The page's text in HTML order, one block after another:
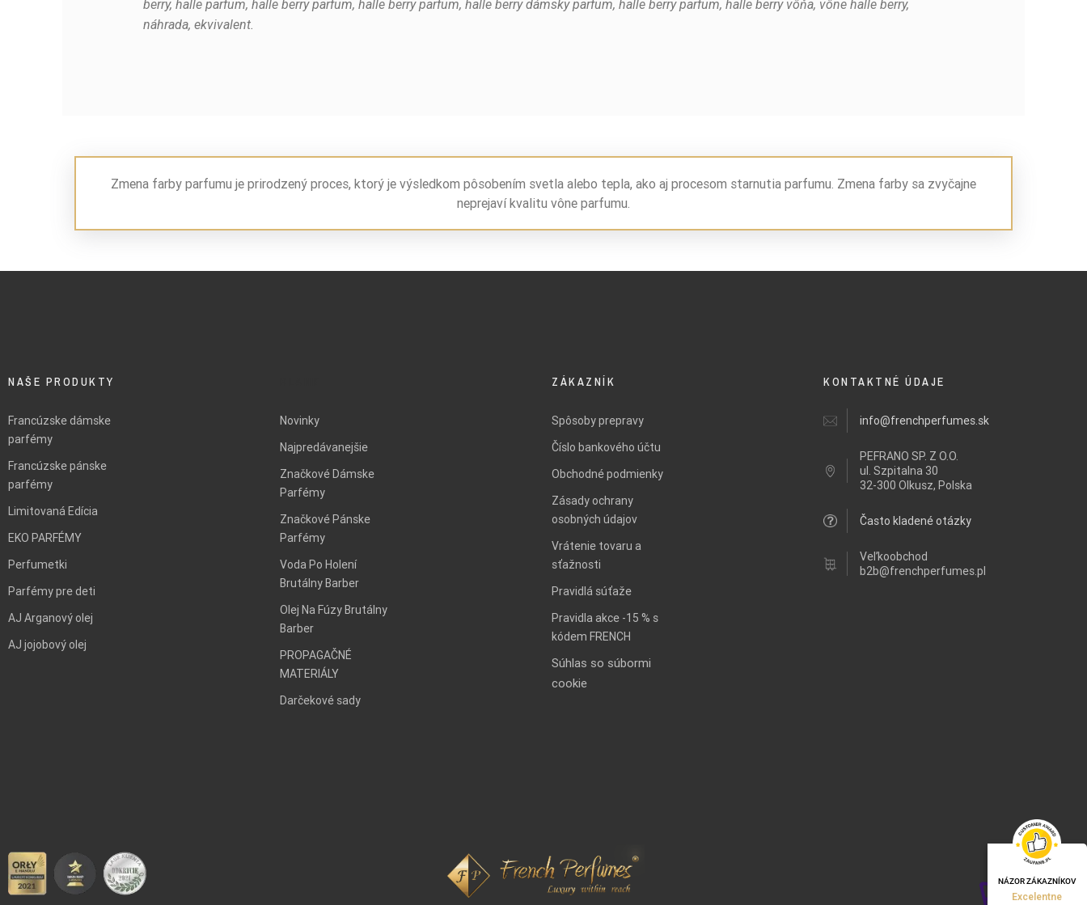
berry, halle parfum, halle berry parfum, halle berry parfum, halle berry dámsky parfum, halle berry parfum, halle berry vôňa, vône halle berry,
náhrada, ekvivalent.
Zmena farby parfumu je prirodzený proces, ktorý je výsledkom pôsobením svetla alebo tepla, ako aj procesom starnutia parfumu. Zmena farby sa zvyčajne
neprejaví kvalitu vône parfumu.
NAŠE PRODUKTY
Francúzske dámske
parfémy
Francúzske pánske
parfémy
Limitovaná Edícia
EKO PARFÉMY
Perfumetki
Parfémy pre deti
AJ Arganový olej
AJ jojobový olej
Novinky
Najpredávanejšie
Značkové Dámske
Parfémy
Značkové Pánske
Parfémy
Voda Po Holení
Brutálny Barber
Olej Na Fúzy Brutálny
Barber
PROPAGAČNÉ
MATERIÁLY
Darčekové sady
ZÁKAZNÍK
Spôsoby prepravy
Číslo bankového účtu
Obchodné podmienky
Zásady ochrany
osobných údajov
Vrátenie tovaru a
sťažnosti
Pravidlá súťaže
Pravidla akce -15 % s
kódem FRENCH
Súhlas so súbormi
cookie
KONTAKTNÉ ÚDAJE
info@frenchperfumes.sk
PEFRANO SP. Z O.O.
ul. Szpitalna 30
32-300 Olkusz, Polska
Často kladené otázky
Veľkoobchod
b2b@frenchperfumes.pl
NÁZOR ZÁKAZNÍKOV
Excelentne